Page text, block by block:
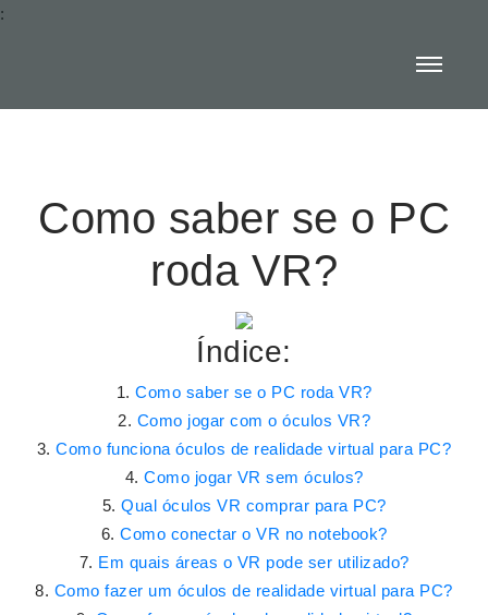
:
Como saber se o PC
roda VR?
Índice:
Como saber se o PC roda VR?
Como jogar com o óculos VR?
Como funciona óculos de realidade virtual para PC?
Como jogar VR sem óculos?
Qual óculos VR comprar para PC?
Como conectar o VR no notebook?
Em quais áreas o VR pode ser utilizado?
Como fazer um óculos de realidade virtual para PC?